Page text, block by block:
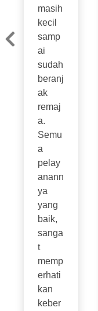
masih
kecil
samp
ai
sudah
beranj
ak
remaj
a.
Semu
a
pelay
anann
ya
yang
baik,
sanga
t
memp
erhati
kan
keber